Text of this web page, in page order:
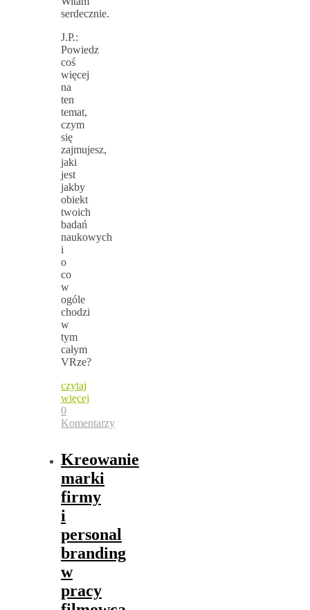
serdecznie.
J.P.:
Powiedz
coś
więcej
na
ten
temat,
czym
się
zajmujesz,
jaki
jest
jakby
obiekt
twoich
badań
naukowych
i
o
co
w
ogóle
chodzi
w
tym
całym
VRze?
czytaj
więcej
0
Komentarzy
Kreowanie
marki
firmy
i
personal
branding
w
pracy